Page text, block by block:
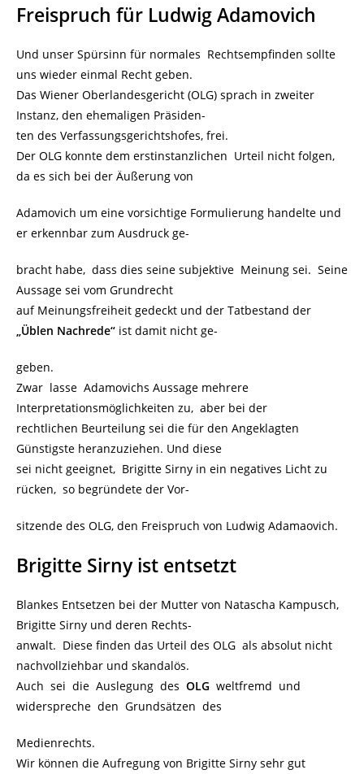
Freispruch für Ludwig Adamovich
Und unser Spürsinn für normales Rechtsempfinden sollte
uns wieder einmal Recht geben.
Das Wiener Oberlandesgericht (OLG) sprach in zweiter
Instanz, den ehemaligen Präsiden-
ten des Verfassungsgerichtshofes, frei.
Der OLG konnte dem erstinstanzlichen Urteil nicht folgen,
da es sich bei der Äußerung von
Adamovich um eine vorsichtige Formulierung handelte und
er erkennbar zum Ausdruck ge-
bracht habe, dass dies seine subjektive Meinung sei. Seine
Aussage sei vom Grundrecht
auf Meinungsfreiheit gedeckt und der Tatbestand der
„Üblen Nachrede“ ist damit nicht ge-
geben.
Zwar lasse Adamovichs Aussage mehrere
Interpretationsmöglichkeiten zu, aber bei der
rechtlichen Beurteilung sei die für den Angeklagten
Günstigste heranzuziehen. Und diese
sei nicht geeignet, Brigitte Sirny in ein negatives Licht zu
rücken, so begründete der Vor-
sitzende des OLG, den Freispruch von Ludwig Adamaovich.
Brigitte Sirny ist entsetzt
Blankes Entsetzen bei der Mutter von Natascha Kampusch,
Brigitte Sirny und deren Rechts-
anwalt. Diese finden das Urteil des OLG als absolut nicht
nachvollziehbar und skandalös.
Auch sei die Auslegung des OLG weltfremd und
widerspreche den Grundsätzen des
Medienrechts.
Wir können die Aufregung von Brigitte Sirny sehr gut